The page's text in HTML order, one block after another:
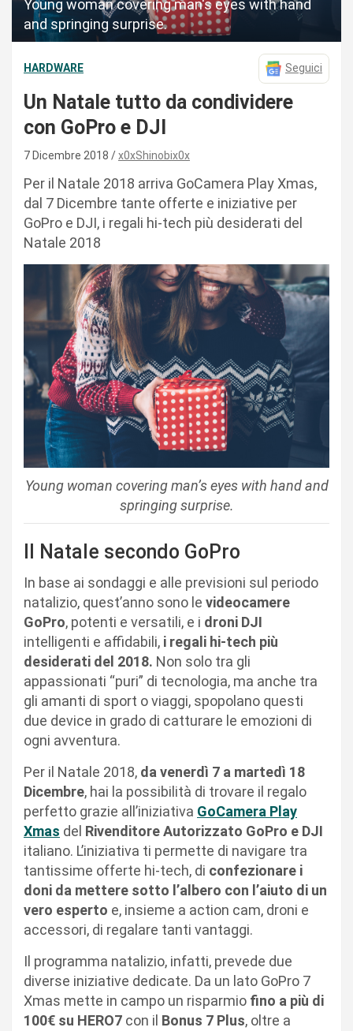
Young woman covering man's eyes with hand
and springing surprise.
HARDWARE Seguici
Un Natale tutto da condividere
con GoPro e DJI
7 Dicembre 2018 x0xShinobix0x
Per il Natale 2018 arriva GoCamera Play Xmas,
dal 7 Dicembre tante offerte e iniziative per
GoPro e DJI, i regali hi-tech più desiderati del
Natale 2018
Young woman covering man’s eyes with hand and
springing surprise.
Il Natale secondo GoPro
In base ai sondaggi e alle previsioni sul periodo
natalizio, quest’anno sono le videocamere
GoPro, potenti e versatili, e i droni DJI
intelligenti e affidabili, i regali hi-tech più
desiderati del 2018. Non solo tra gli
appassionati “puri” di tecnologia, ma anche tra
gli amanti di sport o viaggi, spopolano questi
due device in grado di catturare le emozioni di
ogni avventura.
Per il Natale 2018, da venerdì 7 a martedì 18
Dicembre, hai la possibilità di trovare il regalo
perfetto grazie all’iniziativa GoCamera Play
Xmas del Rivenditore Autorizzato GoPro e DJI
italiano. L’iniziativa ti permette di navigare tra
tantissime offerte hi-tech, di confezionare i
doni da mettere sotto l’albero con l’aiuto di un
vero esperto e, insieme a action cam, droni e
accessori, di regalare tanti vantaggi.
Il programma natalizio, infatti, prevede due
diverse iniziative dedicate. Da un lato GoPro 7
Xmas mette in campo un risparmio fino a più di
100€ su HERO7 con il Bonus 7 Plus, oltre a